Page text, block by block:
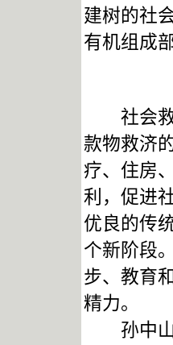
建树的社
有机组成
社会救
款物救济
疗、住房
利，促进
优良的传
个新阶段
步、教育
精力。
孙中山